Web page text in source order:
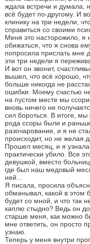
ждала встречи и думала,
всё будет по-другому. И
клинику на три недели,
справиться со своими
Меня это насторожило, я
обижаться, что я снова
попросила прислать мне
эти три недели я
И вот он звонит,
вышел, что всё хорошо,
больше никогда не
ошибки. Моему счастью
на пустом месте мы
вновь ничего не
сил бороться. В итоге,
рода ссоры были и
разочарование, и я не
происходит, но не желая
Прошел месяц, и я
практически убило. Все
девушкой, вместо
где был наш медовый
ней...
Я писала, просила
обманывал, какой в этом
будет со мной, и что так
каплю стыдно? Ведь он
старше меня, как можно
мне ответить, он просто
узнаю.
Теперь у меня внутри